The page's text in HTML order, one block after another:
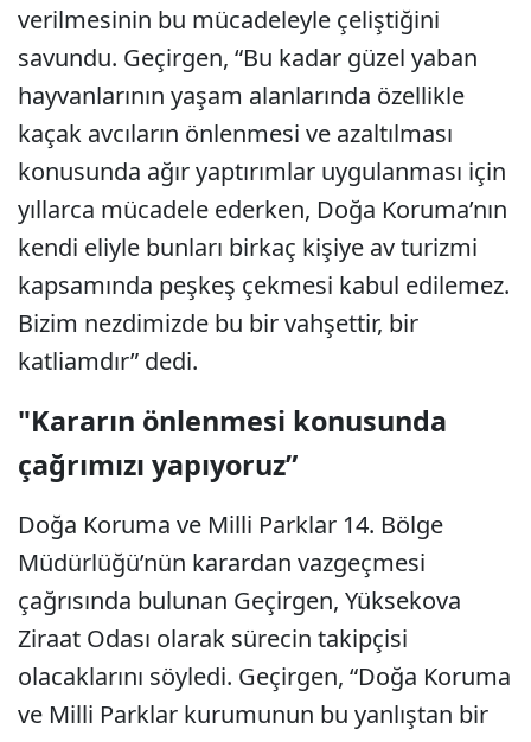
verilmesinin bu mücadeleyle çeliştiğini
savundu. Geçirgen, “Bu kadar güzel yaban
hayvanlarının yaşam alanlarında özellikle
kaçak avcıların önlenmesi ve azaltılması
konusunda ağır yaptırımlar uygulanması için
yıllarca mücadele ederken, Doğa Koruma’nın
kendi eliyle bunları birkaç kişiye av turizmi
kapsamında peşkeş çekmesi kabul edilemez.
Bizim nezdimizde bu bir vahşettir, bir
katliamdır” dedi.
"Kararın önlenmesi konusunda
çağrımızı yapıyoruz”
Doğa Koruma ve Milli Parklar 14. Bölge
Müdürlüğü’nün karardan vazgeçmesi
çağrısında bulunan Geçirgen, Yüksekova
Ziraat Odası olarak sürecin takipçisi
olacaklarını söyledi. Geçirgen, “Doğa Koruma
ve Milli Parklar kurumunun bu yanlıştan bir